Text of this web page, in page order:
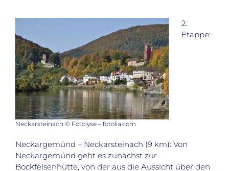
Neckarsteinach © Fotolyse – fotolia.com
2.
Etappe:
Neckargemünd – Neckarsteinach (9 km): Von
Neckargemünd geht es zunächst zur
Bockfelsenhütte, von der aus die Aussicht über den